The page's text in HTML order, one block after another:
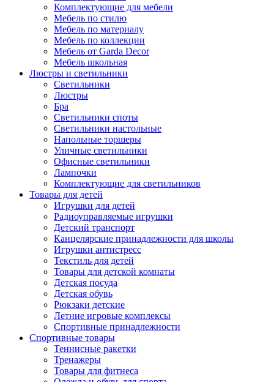
Комплектующие для мебели
Мебель по стилю
Мебель по материалу
Мебель по коллекции
Мебель от Garda Decor
Мебель школьная
Люстры и светильники
Светильники
Люстры
Бра
Светильники споты
Светильники настольные
Напольные торшеры
Уличные светильники
Офисные светильники
Лампочки
Комплектующие для светильников
Товары для детей
Игрушки для детей
Радиоуправляемые игрушки
Детский транспорт
Канцелярские принадлежности для школы
Игрушки антистресс
Текстиль для детей
Товары для детской комнаты
Детская посуда
Детская обувь
Рюкзаки детские
Летние игровые комплексы
Спортивные принадлежности
Спортивные товары
Теннисные ракетки
Тренажеры
Товары для фитнеса